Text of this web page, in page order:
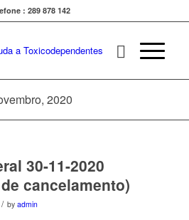
: 289 878 142
2020
30-11-2020
cancelamento)
/ by admin